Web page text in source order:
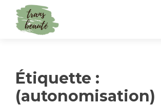
Étiquette :
(autonomisation)